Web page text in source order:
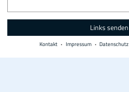
Mail
Links senden
Kontakt Impressum Datenschutz